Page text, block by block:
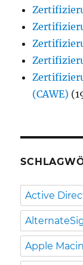
(CAWE)
Active
Apple